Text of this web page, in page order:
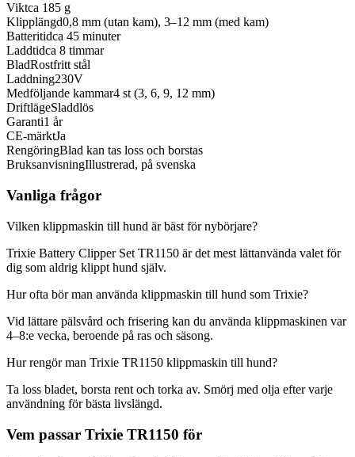
Viktca 185 g
Klipplängd0,8 mm (utan kam), 3–12 mm (med kam)
Batteritidca 45 minuter
Laddtidca 8 timmar
BladRostfritt stål
Laddning230V
Medföljande kammar4 st (3, 6, 9, 12 mm)
DriftlägeSladdlös
Garanti1 år
CE-märktJa
RengöringBlad kan tas loss och borstas
BruksanvisningIllustrerad, på svenska
Vanliga frågor
Vilken klippmaskin till hund är bäst för nybörjare?
Trixie Battery Clipper Set TR1150 är det mest lättanvända valet för
dig som aldrig klippt hund själv.
Hur ofta bör man använda klippmaskin till hund som Trixie?
Vid lättare pälsvård och frisering kan du använda klippmaskinen var
4–8:e vecka, beroende på ras och säsong.
Hur rengör man Trixie TR1150 klippmaskin till hund?
Ta loss bladet, borsta rent och torka av. Smörj med olja efter varje
användning för bästa livslängd.
Vem passar Trixie TR1150 för